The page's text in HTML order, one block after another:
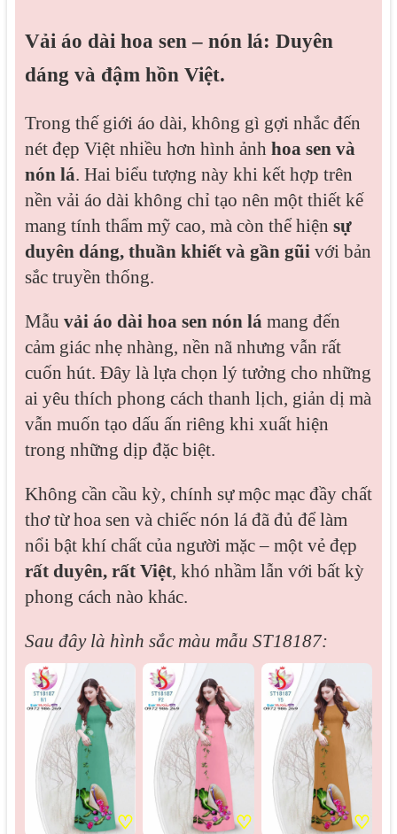
Vải áo dài hoa sen – nón lá: Duyên
dáng và đậm hồn Việt.
Trong thế giới áo dài, không gì gợi nhắc đến
nét đẹp Việt nhiều hơn hình ảnh hoa sen và
nón lá. Hai biểu tượng này khi kết hợp trên
nền vải áo dài không chỉ tạo nên một thiết kế
mang tính thẩm mỹ cao, mà còn thể hiện sự
duyên dáng, thuần khiết và gần gũivới bản
sắc truyền thống.
Mẫu vải áo dài hoa sen nón lámang đến
cảm giác nhẹ nhàng, nền nã nhưng vẫn rất
cuốn hút. Đây là lựa chọn lý tưởng cho những
ai yêu thích phong cách thanh lịch, giản dị mà
vẫn muốn tạo dấu ấn riêng khi xuất hiện
trong những dịp đặc biệt.
Không cần cầu kỳ, chính sự mộc mạc đầy chất
thơ từ hoa sen và chiếc nón lá đã đủ để làm
nổi bật khí chất của người mặc – một vẻ đẹp
rất duyên, rất Việt, khó nhầm lẫn với bất kỳ
phong cách nào khác.
Sau đây là hình sắc màu mẫu ST18187:
♡ ♡ ♡